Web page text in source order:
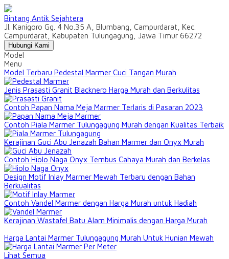
Bintang Antik Sejahtera
Jl. Kanigoro Gg. 4 No.35 A, Blumbang, Campurdarat, Kec.
Campurdarat, Kabupaten Tulungagung, Jawa Timur 66272
Hubungi Kami
Model
Menu
Model Terbaru Pedestal Marmer Cuci Tangan Murah
Jenis Prasasti Granit Blacknero Harga Murah dan Berkulitas
Contoh Papan Nama Meja Marmer Terlaris di Pasaran 2023
Contoh Piala Marmer Tulungagung Murah dengan Kualitas Terbaik
Kerajinan Guci Abu Jenazah Bahan Marmer dan Onyx Murah
Contoh Hiolo Naga Onyx Tembus Cahaya Murah dan Berkelas
Design Motif Inlay Marmer Mewah Terbaru dengan Bahan
Berkualitas
Contoh Vandel Marmer dengan Harga Murah untuk Hadiah
Kerajinan Wastafel Batu Alam Minimalis dengan Harga Murah
Harga Lantai Marmer Tulungagung Murah Untuk Hunian Mewah
Lihat Semua